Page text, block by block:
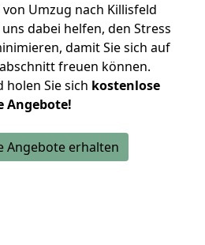
Umzug nach Killisfeld
dabei helfen, den Stress
damit Sie sich auf
freuen können.
holen Sie sich kostenlose
Angebote!
Angebote erhalten